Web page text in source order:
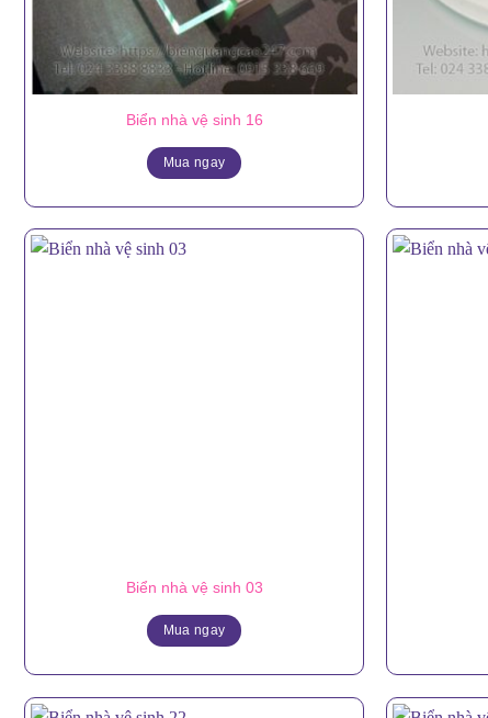
Biển nhà vệ sinh 16
Mua ngay
Biển nhà vệ sinh 03
Mua ngay